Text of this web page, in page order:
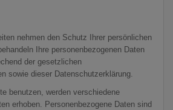
nehmen den Schutz Ihrer persönlichen
Ihre personenbezogenen Daten
der gesetzlichen
sowie dieser Datenschutzerklärung.
benutzen, werden verschiedene
erhoben. Personenbezogene Daten sind